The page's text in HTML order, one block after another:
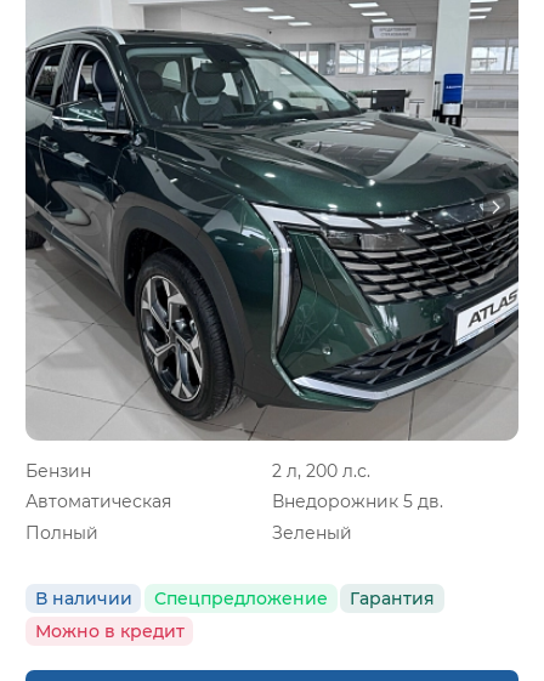
Бензин
2 л, 200 л.с.
Автоматическая
Внедорожник 5 дв.
Полный
Зеленый
В наличии Спецпредложение
Гарантия
Можно в кредит